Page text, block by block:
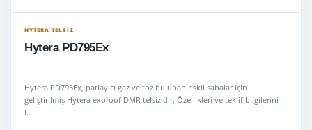
HYTERA TELSIZ
Hytera PD795Ex
Hytera PD795Ex, patlayıcı gaz ve toz bulunan riskli sahalar için
geliştirilmiş Hytera exproof DMR telsizidir. Özellikleri ve teklif bilgilerini
i…